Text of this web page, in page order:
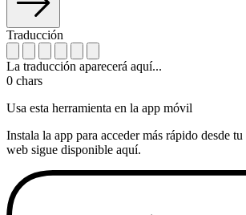
Traducción
La traducción aparecerá aquí...
0 chars
Usa esta herramienta en la app móvil
Instala la app para acceder más rápido desde
web sigue disponible aquí.